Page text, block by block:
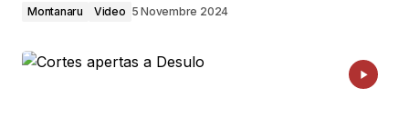
Montanaru Video 5 Novembre 2024